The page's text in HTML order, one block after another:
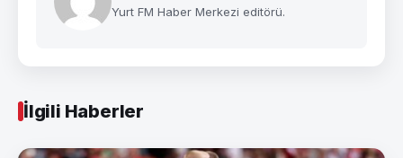
Yurt FM Haber Merkezi editörü.
İlgili Haberler